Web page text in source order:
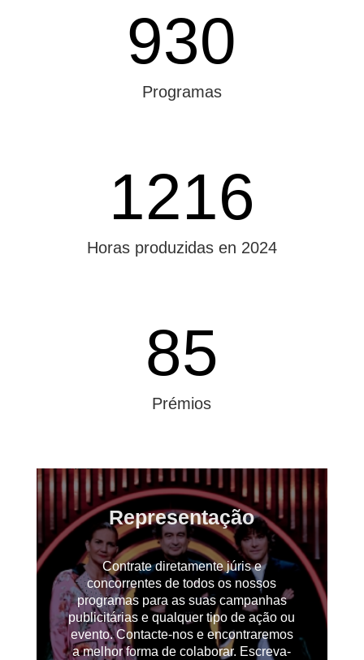
930
Programas
1216
Horas produzidas en 2024
85
Prémios
Representação
Contrate diretamente júris e
concorrentes de todos os nossos
programas para as suas campanhas
publicitárias e qualquer tipo de ação ou
evento. Contacte-nos e encontraremos
a melhor forma de colaborar. Escreva-